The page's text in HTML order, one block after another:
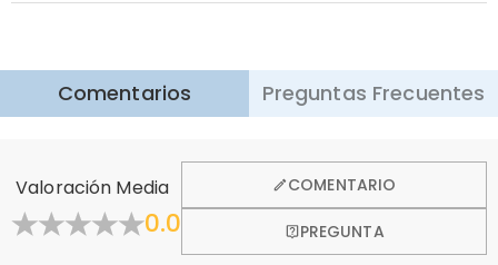
Saber más
por eso ofrecemos una política de devolución de 60 días.
Comentarios Preguntas Frecuentes
Valoración Media
0.0
COMENTARIO
PREGUNTA